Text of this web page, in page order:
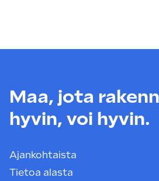
Maa, jota
hyvin, voi hyvin.
Ajankohtaista
Tietoa alasta